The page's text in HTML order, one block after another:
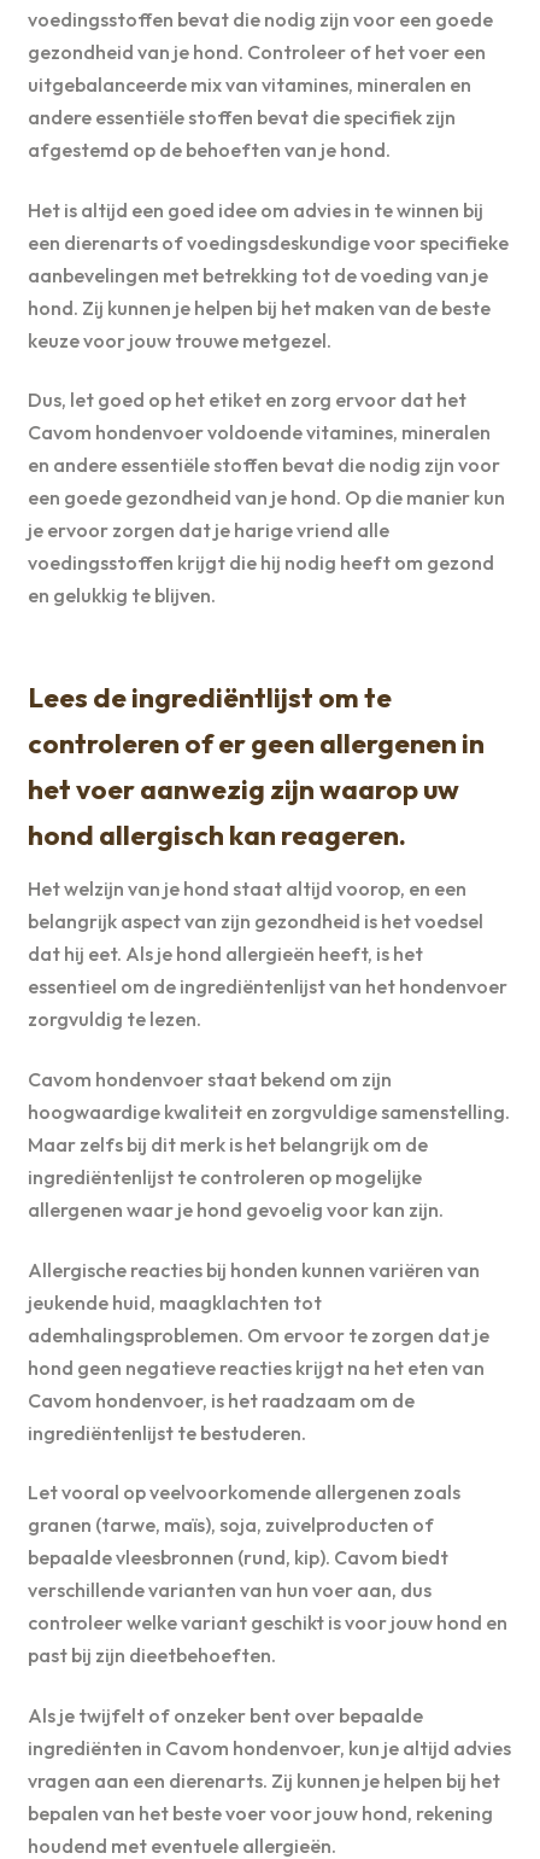
voedingsstoffen bevat die nodig zijn voor een goede
gezondheid van je hond. Controleer of het voer een
uitgebalanceerde mix van vitamines, mineralen en
andere essentiële stoffen bevat die specifiek zijn
afgestemd op de behoeften van je hond.
Het is altijd een goed idee om advies in te winnen bij
een dierenarts of voedingsdeskundige voor specifieke
aanbevelingen met betrekking tot de voeding van je
hond. Zij kunnen je helpen bij het maken van de beste
keuze voor jouw trouwe metgezel.
Dus, let goed op het etiket en zorg ervoor dat het
Cavom hondenvoer voldoende vitamines, mineralen
en andere essentiële stoffen bevat die nodig zijn voor
een goede gezondheid van je hond. Op die manier kun
je ervoor zorgen dat je harige vriend alle
voedingsstoffen krijgt die hij nodig heeft om gezond
en gelukkig te blijven.
Lees de ingrediëntlijst om te
controleren of er geen allergenen in
het voer aanwezig zijn waarop uw
hond allergisch kan reageren.
Het welzijn van je hond staat altijd voorop, en een
belangrijk aspect van zijn gezondheid is het voedsel
dat hij eet. Als je hond allergieën heeft, is het
essentieel om de ingrediëntenlijst van het hondenvoer
zorgvuldig te lezen.
Cavom hondenvoer staat bekend om zijn
hoogwaardige kwaliteit en zorgvuldige samenstelling.
Maar zelfs bij dit merk is het belangrijk om de
ingrediëntenlijst te controleren op mogelijke
allergenen waar je hond gevoelig voor kan zijn.
Allergische reacties bij honden kunnen variëren van
jeukende huid, maagklachten tot
ademhalingsproblemen. Om ervoor te zorgen dat je
hond geen negatieve reacties krijgt na het eten van
Cavom hondenvoer, is het raadzaam om de
ingrediëntenlijst te bestuderen.
Let vooral op veelvoorkomende allergenen zoals
granen (tarwe, maïs), soja, zuivelproducten of
bepaalde vleesbronnen (rund, kip). Cavom biedt
verschillende varianten van hun voer aan, dus
controleer welke variant geschikt is voor jouw hond en
past bij zijn dieetbehoeften.
Als je twijfelt of onzeker bent over bepaalde
ingrediënten in Cavom hondenvoer, kun je altijd advies
vragen aan een dierenarts. Zij kunnen je helpen bij het
bepalen van het beste voer voor jouw hond, rekening
houdend met eventuele allergieën.